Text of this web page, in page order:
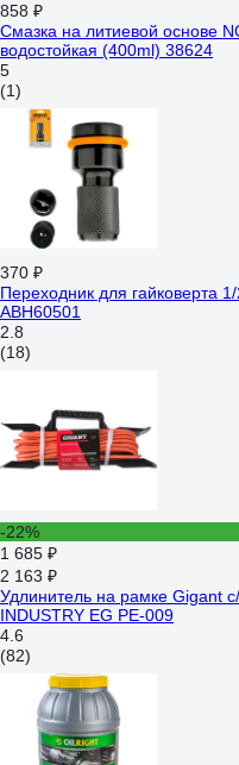
858 ₽
Смазка на литиевой основе
водостойкая (400ml) 38624
5
(1)
370 ₽
Переходник для гайковерта
ABH60501
2.8
(18)
-22%
1 685 ₽
2 163 ₽
Удлинитель на рамке Gigant
INDUSTRY EG PE-009
4.6
(82)